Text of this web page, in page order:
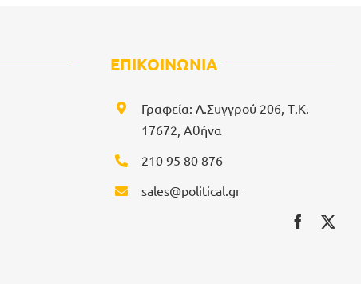
ΕΠΙΚΟΙΝΩΝΙΑ
Γραφεία: Λ.Συγγρού 206, Τ.Κ.
17672, Αθήνα
210 95 80 876
sales@political.gr